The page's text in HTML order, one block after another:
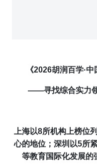
《2026胡润百学·中
——寻找综合实力
上海以8所机构上榜位
心的地位；深圳以5所
等教育国际化发展的